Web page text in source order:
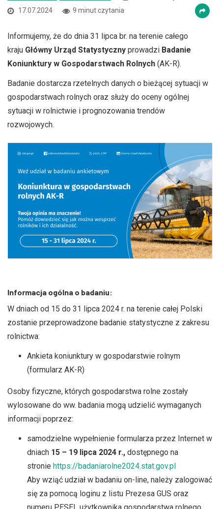
17.07.2024
9 minut czytania
Informujemy, że do dnia 31 lipca br. na terenie całego
kraju Główny Urząd Statystyczny prowadzi Badanie
Koniunktury w Gospodarstwach Rolnych (AK-R).
Badanie dostarcza rzetelnych danych o bieżącej sytuacji w
gospodarstwach rolnych oraz służy do oceny ogólnej
sytuacji w rolnictwie i prognozowania trendów
rozwojowych.
Informacja ogólna o badaniu:
W dniach od 15 do 31 lipca 2024 r. na terenie całej Polski
zostanie przeprowadzone badanie statystyczne z zakresu
rolnictwa:
Ankieta koniunktury w gospodarstwie rolnym
(formularz AK-R)
Osoby fizyczne, których gospodarstwa rolne zostały
wylosowane do ww. badania mogą udzielić wymaganych
informacji poprzez:
samodzielne wypełnienie formularza przez Internet w
dniach 15 – 19 lipca 2024 r., dostępnego na
stronie https://badaniarolne2024.stat.gov.pl
Aby wziąć udział w badaniu on-line, należy zalogować
się za pomocą loginu z listu Prezesa GUS oraz